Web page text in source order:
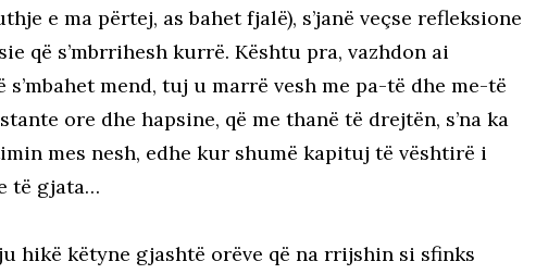
e ma përtej, as bahet fjalë), s’janë veçse refleksione
që s’mbrrihesh kurrë. Kështu pra, vazhdon ai
mend, tuj u marrë vesh me pa-të dhe me-të
ore dhe hapsine, që me thanë të drejtën, s’na ka
mes nesh, edhe kur shumë kapituj të vështirë i
të gjata…
hikë këtyne gjashtë orëve që na rrijshin si sfinks